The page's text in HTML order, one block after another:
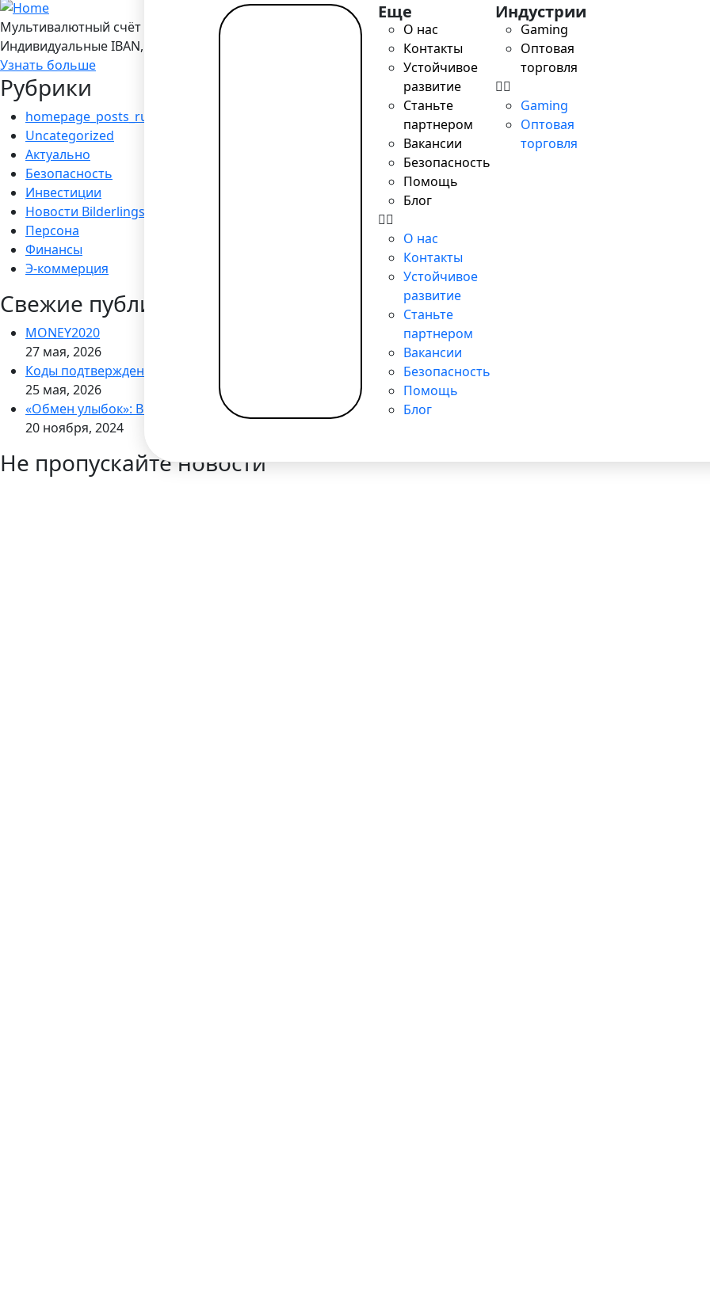
Еще
О нас
Контакты
Устойчивое
развитие
Станьте
партнером
Вакансии
Безопасность
Помощь
Блог
О нас
Контакты
Устойчивое
развитие
Станьте
партнером
Вакансии
Безопасность
Помощь
Блог
Индустрии
Gaming
Оптовая
торговля
Gaming
Оптовая
торговля
Мультивалютный счёт в Bilderlings
Индивидуальные IBAN, 19 валют, платежы SEPA/ SEPA Instant / SWIFT, выгодный обмен, удалённое открытие за
Узнать больше
Рубрики
homepage_posts_ru
Uncategorized
Актуально
Безопасность
Инвестиции
Новости Bilderlings
Персона
Финансы
Э-коммерция
Свежие публикации
MONEY2020
27 мая, 2026
Коды подтверждения через WhatsApp
25 мая, 2026
«Обмен улыбок»: Bilderlings запускает кампанию по поддержке детей в больницах
20 ноября, 2024
Не пропускайте новости